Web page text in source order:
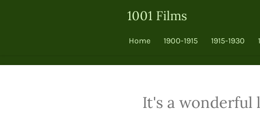
hoofdinhoud
1001 Films
Home 1900-1915 1915-1930
It's a wonderful